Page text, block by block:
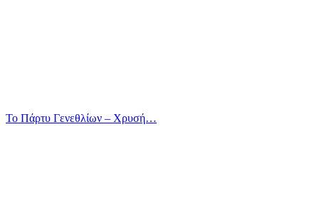
Το Πάρτυ Γενεθλίων – Χρυσή…